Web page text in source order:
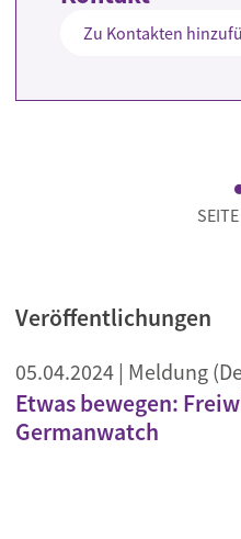
Zu Kontakten
Veröffentlichungen
05.04.2024 | Meldung
Etwas bewegen:
Germanwatch